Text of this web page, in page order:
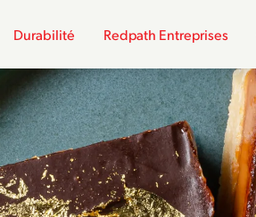
Durabilité Redpath Entreprises